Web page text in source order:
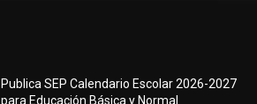
Publica SEP Calendario Escolar 2026-2027
para Educación Básica y Normal